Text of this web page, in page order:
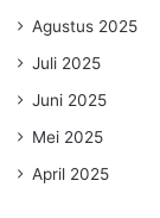
Agustus 2025
Juli 2025
Juni 2025
Mei 2025
April 2025